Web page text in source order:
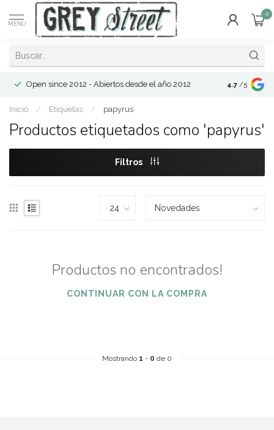
MENÚ
0
Open since 2012 - Abiertos desde el año 2012 4.7 /5
Inicio / Etiquetas / papyrus
Productos etiquetados como 'papyrus'
Filtros
Productos no encontrados!
CONTINUAR CON LA COMPRA
Mostrando 1 - 0 de 0